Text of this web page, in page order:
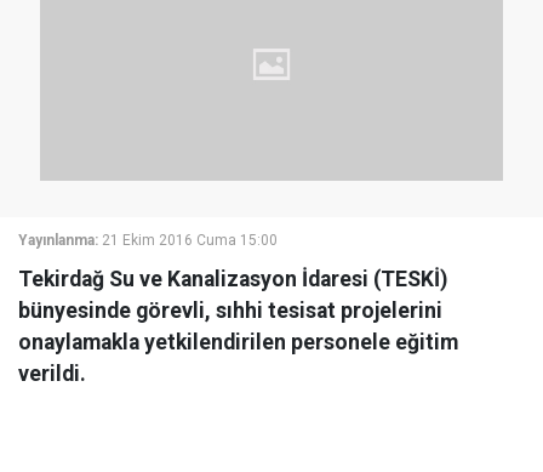
Yayınlanma: 21 Ekim 2016 Cuma 15:00
Tekirdağ Su ve Kanalizasyon İdaresi (TESKİ)
bünyesinde görevli, sıhhi tesisat projelerini
onaylamakla yetkilendirilen personele eğitim
verildi.